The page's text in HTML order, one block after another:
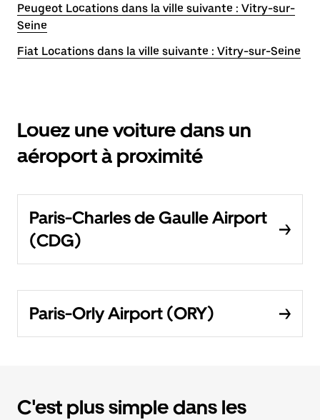
Peugeot Locations dans la ville suivante : Vitry-sur-
Seine
Fiat Locations dans la ville suivante : Vitry-sur-Seine
Louez une voiture dans un
aéroport à proximité
Paris-Charles de Gaulle Airport
(CDG)
Paris-Orly Airport (ORY)
C'est plus simple dans les